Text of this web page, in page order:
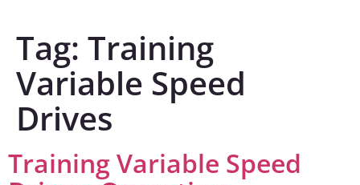
Tag: Training
Variable Speed
Drives
Training Variable Speed